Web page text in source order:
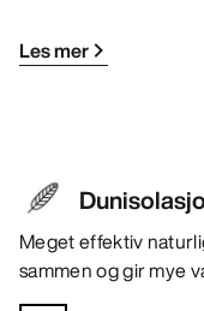
Les mer
Meget effektiv
sammen og gir mye